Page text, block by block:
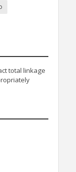
total linkage